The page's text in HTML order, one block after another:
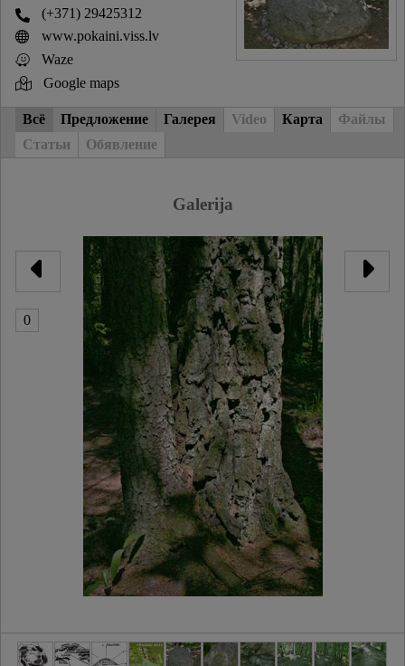
(+371) 29425312
www.pokaini.viss.lv
Waze
Google maps
Всё Предложение Галерея Video Карта
Файлы
Статьи
Обявление
Galerija
0